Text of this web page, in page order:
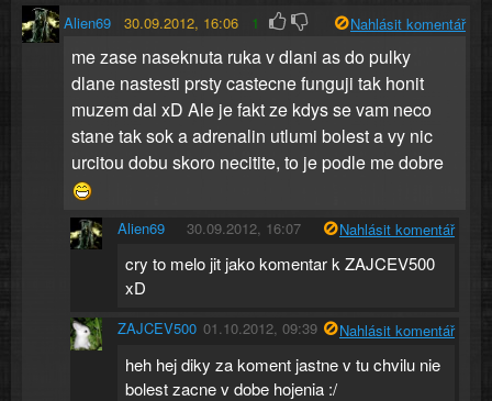
Alien69 30.09.2012, 16:06 1 Nahlásit komentář
me zase naseknuta ruka v dlani as do pulky
dlane nastesti prsty castecne funguji tak honit
muzem dal xD Ale je fakt ze kdys se vam neco
stane tak sok a adrenalin utlumi bolest a vy nic
urcitou dobu skoro necitite, to je podle me dobre
Alien69 30.09.2012, 16:07 Nahlásit komentář
cry to melo jit jako komentar k ZAJCEV500
xD
ZAJCEV500 01.10.2012, 09:39 Nahlásit komentář
heh hej diky za koment jastne v tu chvilu nie
bolest zacne v dobe hojenia :/